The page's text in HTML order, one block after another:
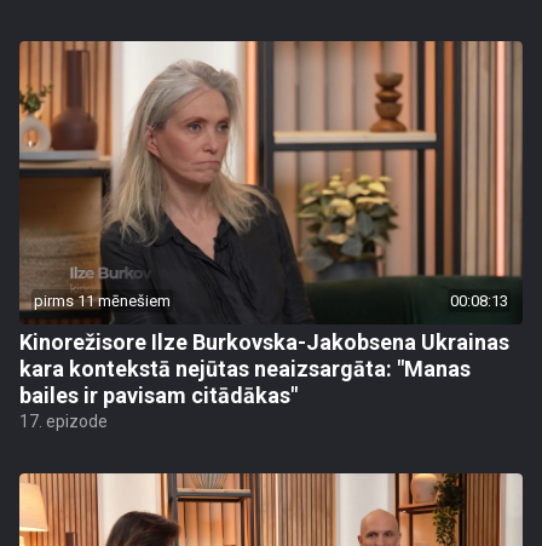
pirms 11 mēnešiem 00:08:13
Kinorežisore Ilze Burkovska-Jakobsena Ukrainas
kara kontekstā nejūtas neaizsargāta: "Manas
bailes ir pavisam citādākas"
17. epizode